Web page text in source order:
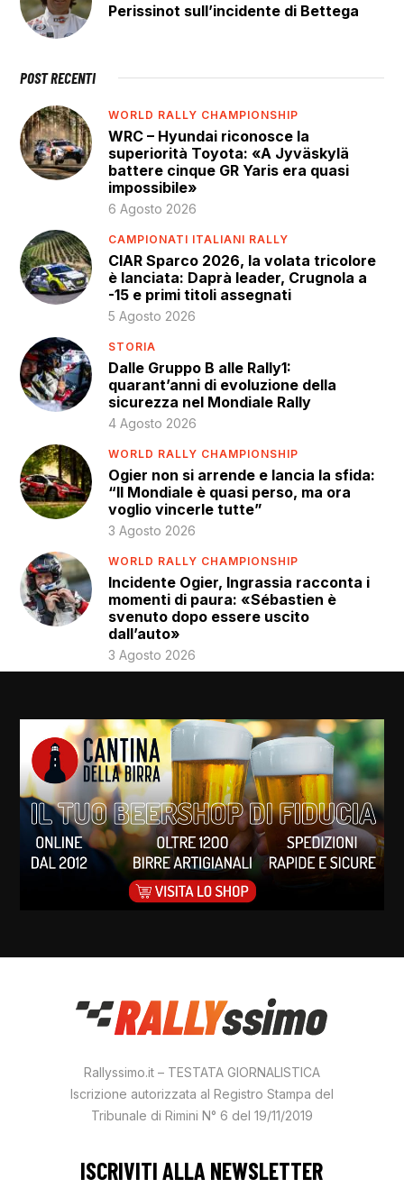
Perissinot sull’incidente di Bettega
POST RECENTI
WORLD RALLY CHAMPIONSHIP
WRC – Hyundai riconosce la
superiorità Toyota: «A Jyväskylä
battere cinque GR Yaris era quasi
impossibile»
6 Agosto 2026
CAMPIONATI ITALIANI RALLY
CIAR Sparco 2026, la volata tricolore
è lanciata: Daprà leader, Crugnola a
-15 e primi titoli assegnati
5 Agosto 2026
STORIA
Dalle Gruppo B alle Rally1:
quarant’anni di evoluzione della
sicurezza nel Mondiale Rally
4 Agosto 2026
WORLD RALLY CHAMPIONSHIP
Ogier non si arrende e lancia la sfida:
“Il Mondiale è quasi perso, ma ora
voglio vincerle tutte”
3 Agosto 2026
WORLD RALLY CHAMPIONSHIP
Incidente Ogier, Ingrassia racconta i
momenti di paura: «Sébastien è
svenuto dopo essere uscito
dall’auto»
3 Agosto 2026
Rallyssimo.it – TESTATA GIORNALISTICA
Iscrizione autorizzata al Registro Stampa del
Tribunale di Rimini N° 6 del 19/11/2019
ISCRIVITI ALLA NEWSLETTER